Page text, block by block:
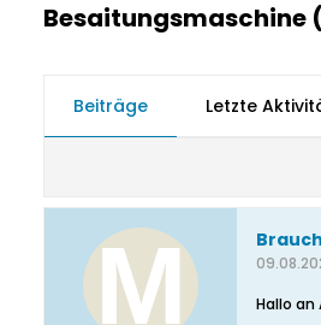
Besaitungsmaschine
Beiträge Letzte
Hallo an